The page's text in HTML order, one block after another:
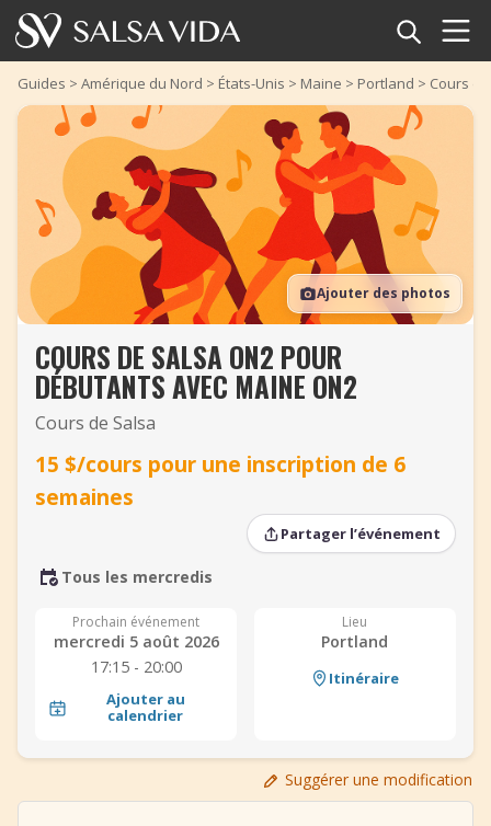
Accueil
Événements
Actualités
Articles
Vidéos
Glossaire
TuneTempo
Guides > Amérique du Nord > États-Unis > Maine > Portland > Cours
Ajouter des photos
COURS DE SALSA ON2 POUR
DÉBUTANTS AVEC MAINE ON2
Cours de Salsa
15 $/cours pour une inscription de 6
semaines
Partager l’événement
Tous les mercredis
Prochain événement
mercredi 5 août 2026
17:15 - 20:00
Ajouter au
calendrier
Lieu
Portland
Itinéraire
Suggérer une modification